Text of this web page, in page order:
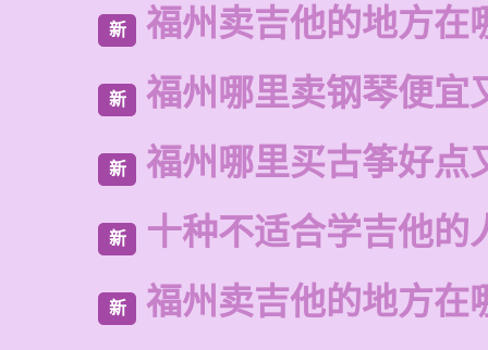
新 福州卖吉他的地方在
新 福州哪里卖钢琴便宜
新 福州哪里买古筝好点
新 十种不适合学吉他的
新 福州卖吉他的地方在